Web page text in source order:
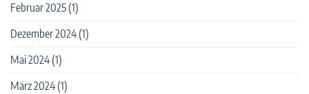
Februar 2025(1)
Dezember 2024(1)
Mai 2024(1)
März 2024(1)